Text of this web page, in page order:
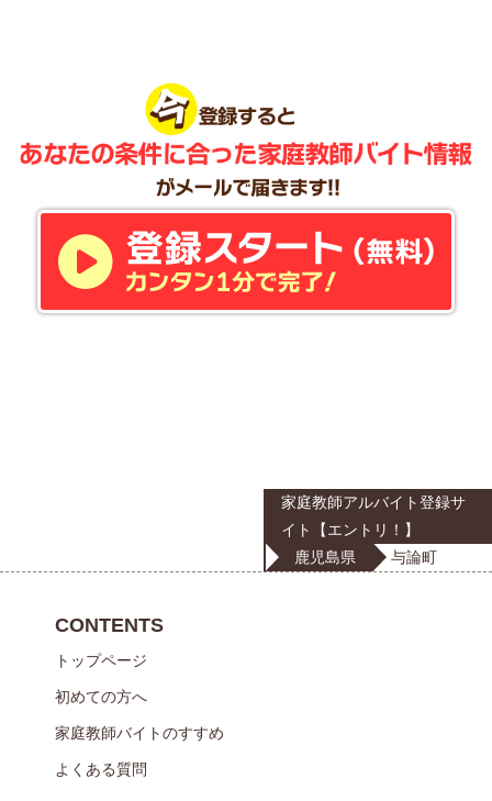
家庭教師アルバイト登録サ
イト【エントリ！】
鹿児島県
与論町
CONTENTS
トップページ
初めての方へ
家庭教師バイトのすすめ
よくある質問